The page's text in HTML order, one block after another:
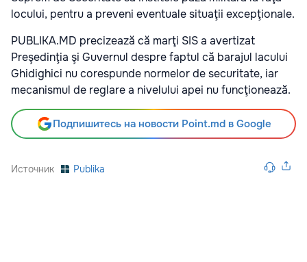
locului, pentru a preveni eventuale situaţii excepţionale.
PUBLIKA.MD precizează că marţi SIS a avertizat
Preşedinţia şi Guvernul despre faptul că barajul lacului
Ghidighici nu corespunde normelor de securitate, iar
mecanismul de reglare a nivelului apei nu funcţionează.
Подпишитесь на новости Point.md в Google
Источник Publika